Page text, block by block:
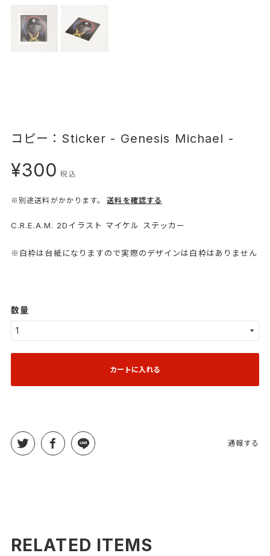
コピー：Sticker - Genesis Michael -
¥300 税込
※別途送料がかかります。 送料を確認する
C.R.E.A.M. 2Dイラスト マイケル ステッカー
※白枠は台紙になりますので実際のデザインは白枠はありません
数量
カートに入れる
通報する
RELATED ITEMS